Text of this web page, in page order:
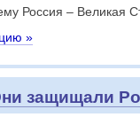
Россия – Великая
»
защищали